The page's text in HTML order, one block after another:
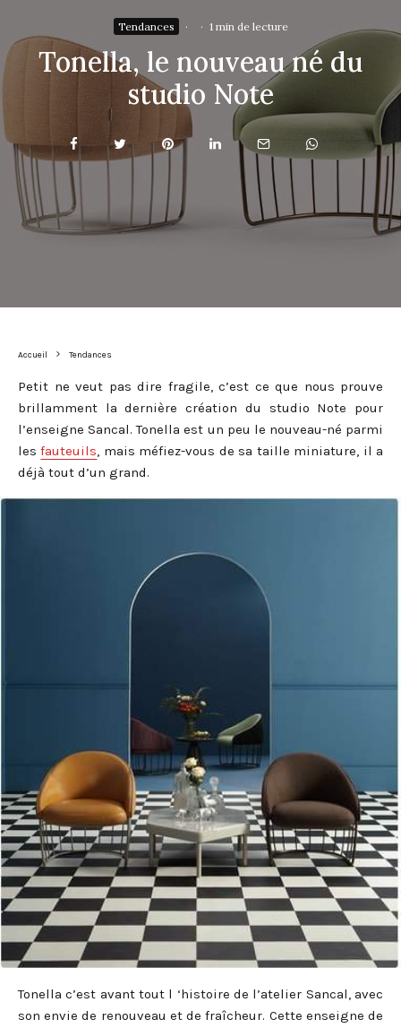
Tendances · · 1 min de lecture
Tonella, le nouveau né du
studio Note
Accueil Tendances
Petit ne veut pas dire fragile, c’est ce que nous prouve
brillamment la dernière création du studio Note pour
l’enseigne Sancal. Tonella est un peu le nouveau-né parmi
lesfauteuils, mais méfiez-vous de sa taille miniature, il a
déjà tout d’un grand.
Tonella c’est avant tout l ‘histoire de l’atelier Sancal, avec
son envie de renouveau et de fraîcheur. Cette enseigne de